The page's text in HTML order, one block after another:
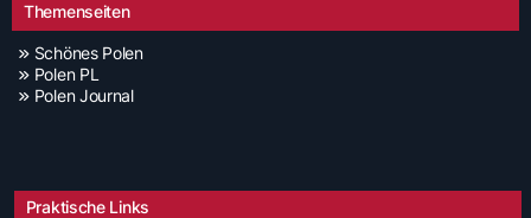
Themenseiten
Schönes Polen
Polen PL
Polen Journal
Praktische Links